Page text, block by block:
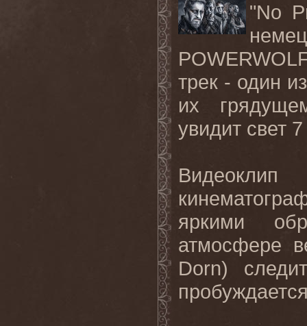
"No
трек - один
их
увидит свет
яркими
атмосфере
Dorn)